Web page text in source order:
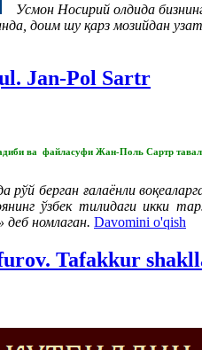
Усмон Носирий олдида
доим шу қарз мозийдан
Jan-Pol Sartr
ва файласуфи Жан-Поль Сартр
берган ғалаёнли
ўзбек тилидаги икки
номлаган. Davomini o'qish
Tafakkur